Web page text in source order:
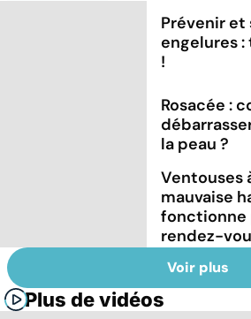
Prévenir et
engelures
!
Rosacée :
la peau ?
Ventouses
mauvaise
fonctionne
rendez-
Voir plus
Plus de vidéos